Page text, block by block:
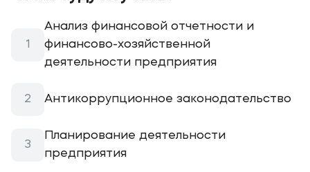
Анализ финансовой отчетности и
финансово-хозяйственной
деятельности предприятия
Антикоррупционное законодательство
Планирование деятельности
предприятия